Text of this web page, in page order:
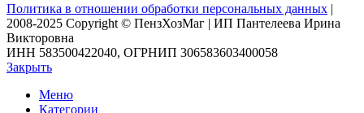
Политика в отношении обработки персональных данных |
2008-2025 Copyright © ПензХозМаг | ИП Пантелеева Ирина
Викторовна
ИНН 583500422040, ОГРНИП 306583603400058
Закрыть
Меню
Категории